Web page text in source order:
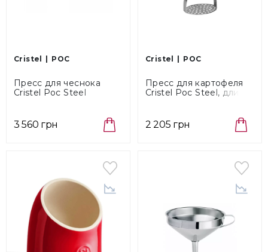
Cristel POC
Пресс для чеснока
Cristel Poc Steel
3 560 грн
Cristel POC
Пресс для картофеля
Cristel Poc Steel, длина
2 205 грн